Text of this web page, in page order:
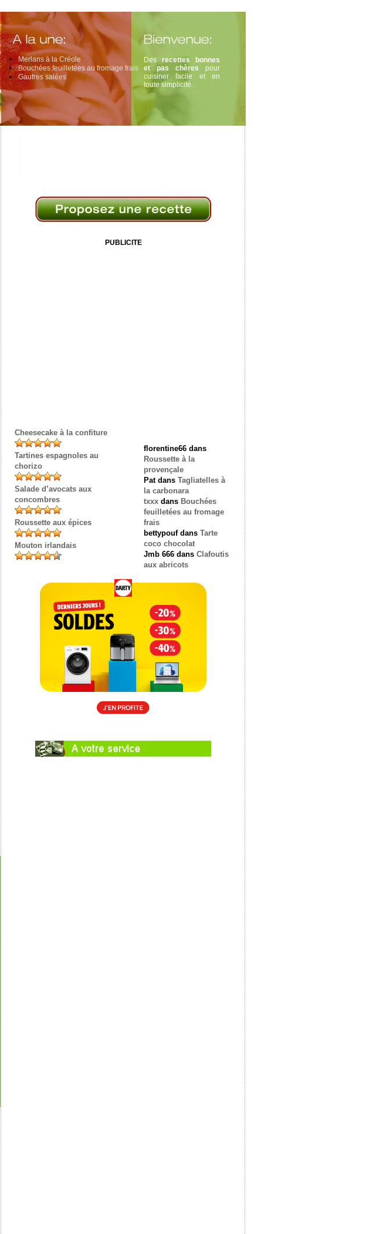
Des recettes bonnes
et pas chères pour
cuisiner facile et en
toute simplicité.
Merlans à la Créole
Bouchées feuilletées au fromage frais
Gaufres salées
PUBLICITE
Cheesecake à la confiture
Tartines espagnoles au
chorizo
Salade d’avocats aux
concombres
Roussette aux épices
Mouton irlandais
florentine66 dans
Roussette à la
provençale
Patdans Tagliatelles à
la carbonara
txxx dans Bouchées
feuilletées au fromage
frais
bettypoufdans Tarte
coco chocolat
Jmb 666 dans Clafoutis
aux abricots